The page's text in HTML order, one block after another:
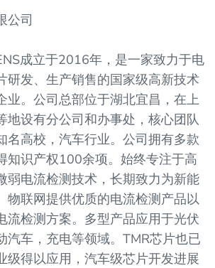
公司
成立于2016年，是一家致力于电
研发、生产销售的国家级高新技术
业。公司总部位于湖北宜昌，在上
地设有分公司和办事处，核心团队
名高校，汽车行业。公司拥有多款
知识产权100余项。始终专注于高
弱电流检测技术，长期致力为新能
物联网提供优质的电流检测产品以
流检测方案。多型产品应用于光伏
汽车，充电等领域。TMR芯片也已
级得以应用，汽车级芯片开发进展